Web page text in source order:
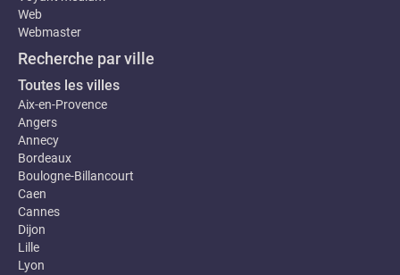
Web
Webmaster
Recherche par ville
Toutes les villes
Aix-en-Provence
Angers
Annecy
Bordeaux
Boulogne-Billancourt
Caen
Cannes
Dijon
Lille
Lyon